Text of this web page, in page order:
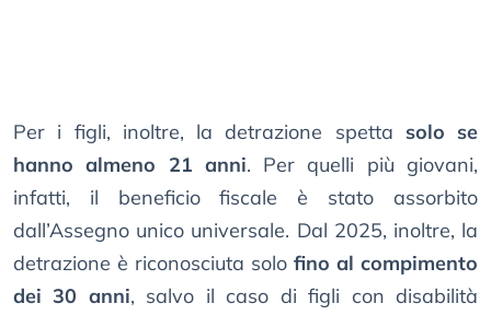
Per i figli, inoltre, la detrazione spetta solo se
hanno almeno 21 anni. Per quelli più giovani,
infatti, il beneficio fiscale è stato assorbito
dall’Assegno unico universale. Dal 2025, inoltre, la
detrazione è riconosciuta solo fino al compimento
dei 30 anni, salvo il caso di figli con disabilità